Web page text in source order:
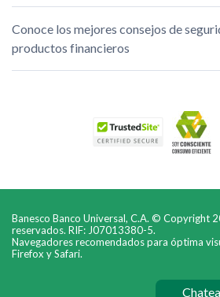
Conoce los mejores consejos de
productos financieros
Banesco Banco Universal, C.A. © Copyright
reservados. RIF: J07013380-5.
Navegadores recomendados para óptima
Firefox y Safari.